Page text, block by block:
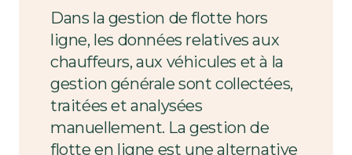
Dans la gestion de flotte hors
ligne, les données relatives aux
chauffeurs, aux véhicules et à la
gestion générale sont collectées,
traitées et analysées
manuellement. La gestion de
flotte en ligne est une alternative